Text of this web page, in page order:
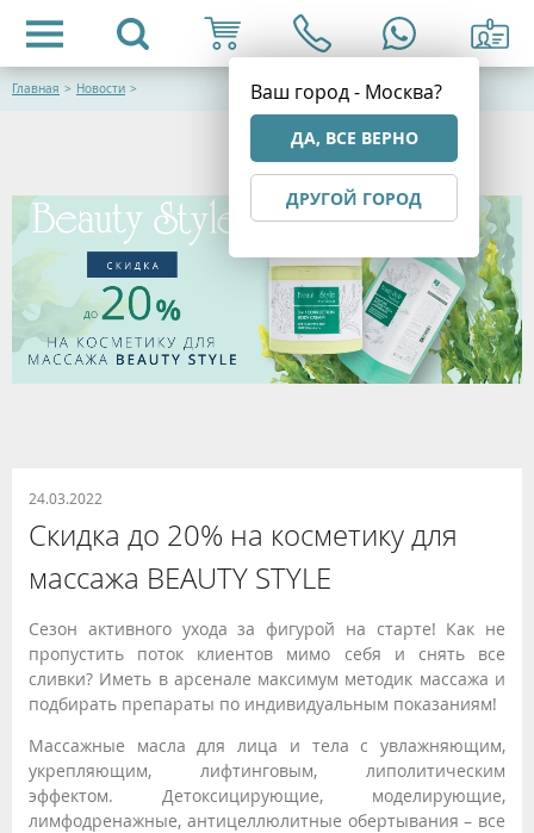
Ваш город - Москва?
ДА, ВСЕ ВЕРНО
ДРУГОЙ ГОРОД
Главная > Новости >
24.03.2022
Скидка до 20% на косметику для
массажа BEAUTY STYLE
Сезон активного ухода за фигурой на старте! Как не
пропустить поток клиентов мимо себя и снять все
сливки? Иметь в арсенале максимум методик массажа и
подбирать препараты по индивидуальным показаниям!
Массажные масла для лица и тела с увлажняющим,
укрепляющим, лифтинговым, липолитическим
эффектом. Детоксицирующие, моделирующие,
лимфодренажные, антицеллюлитные обертывания – все